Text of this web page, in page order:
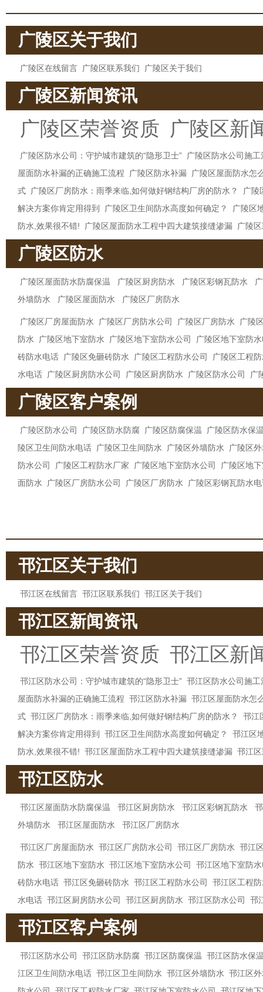
广陵区关于我们
广陵区在线留言 广陵区联系我们 广陵区关于我们
广陵区新闻资讯
广陵区荣誉资质 广陵区新
广陵区防水公司：守护城市建筑的“隐形卫士”
广陵区防水公司施
屋面防水补漏的正确施工流程
广陵区防水补漏
广陵区屋面防水怎
式
广陵区厂房防水：雨季来临,如何做好钢结构厂房的防水？
广陵
解决方案你肯定用得到
广陵区卫生间防水高度如何确定？
广陵区
防水,效果很不错!
广陵区屋面防水工程中四大建筑接缝渗漏 广陵
广陵区防水
广陵区屋面防水防腐保温 广陵区厨房防水 广陵区彩钢瓦防水
外墙防水
广陵区屋面防水 广陵区厂房防水
广陵区厂房屋面防水 广陵区厂房防水公司 广陵区厂房防水
广陵
防水
广陵区地下室防水 广陵区地下室防水公司
广陵区地下室防
砖防水电话
广陵区免砸砖防水 广陵区工程防水公司
广陵区工程
水电话
广陵区厨房防水公司 广陵区厨房防水 广陵区防水公司 广
广陵区客户案例
广陵区防水公司 广陵区防水防腐 广陵区防腐保温
广陵区防水保
陵区卫生间防水电话
广陵区卫生间防水 广陵区外墙防水
广陵区
防水公司
广陵区工程防水厂家 广陵区地下室防水公司
广陵区地
面防水
广陵区厂房防水公司 广陵区厂房防水 广陵区彩钢瓦防水
邗江区关于我们
邗江区在线留言 邗江区联系我们 邗江区关于我们
邗江区新闻资讯
邗江区荣誉资质 邗江区新
邗江区防水公司：守护城市建筑的“隐形卫士” 邗江区防水公司施
屋面防水补漏的正确施工流程 邗江区防水补漏 邗江区屋面防水怎
式 邗江区厂房防水：雨季来临,如何做好钢结构厂房的防水？
邗江
解决方案你肯定用得到
邗江区卫生间防水高度如何确定？
邗江区
防水,效果很不错! 邗江区屋面防水工程中四大建筑接缝渗漏 邗江
邗江区防水
邗江区屋面防水防腐保温 邗江区厨房防水 邗江区彩钢瓦防水
外墙防水
邗江区屋面防水 邗江区厂房防水
邗江区厂房屋面防水 邗江区厂房防水公司 邗江区厂房防水 邗江
防水 邗江区地下室防水 邗江区地下室防水公司
邗江区地下室防
砖防水电话 邗江区免砸砖防水 邗江区工程防水公司
邗江区工程
水电话 邗江区厨房防水公司 邗江区厨房防水 邗江区防水公司 邗
邗江区客户案例
邗江区防水公司 邗江区防水防腐 邗江区防腐保温 邗江区防水保
江区卫生间防水电话 邗江区卫生间防水 邗江区外墙防水 邗江区